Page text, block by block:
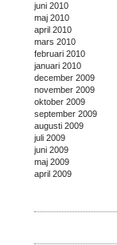
juni 2010
maj 2010
april 2010
mars 2010
februari 2010
januari 2010
december 2009
november 2009
oktober 2009
september 2009
augusti 2009
juli 2009
juni 2009
maj 2009
april 2009